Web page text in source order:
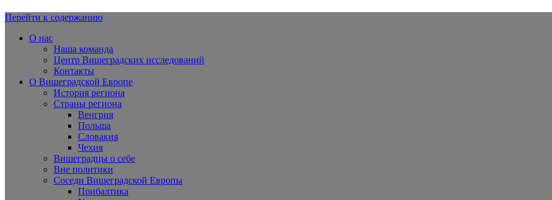
Вишеградская Европа
Перейти к содержанию
О нас
Наша команда
Центр Вишеградских исследований
Контакты
О Вишеградской Европе
История региона
Страны региона
Венгрия
Польша
Словакия
Чехия
Вишеградцы о себе
Вне политики
Соседи Вишеградской Европы
Прибалтика